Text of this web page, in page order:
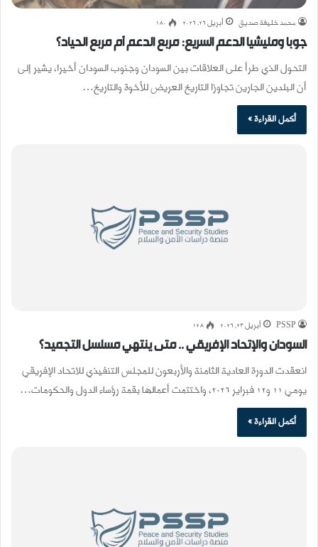
محمد خليفة صديق أبريل 26, 2026 180
جوبا ومليشيا الدعم السريع: مربع الدعم أم مربع الحياد؟
التحول الذي طرأ على العلاقات بين السودان وجنوب السودان أخيرا، يشير إلى
أن البلدين الجارين تجاوزا التاريخ العريض للأخوة والتاريخ…
أكمل القراءة »
PSSP أبريل 23, 2026 128
السودان والإتحاد الإفريقي .. متى ينتهي مسلسل التجميد؟
انعقدت الدورة العادية الثامنة والأربعون للمجلس التنفيذي للاتحاد الإفريقي
يومي 11 و12 فبراير 2026، واختتمت أعمالها بقمة رؤساء الدول والحكومات…
أكمل القراءة »